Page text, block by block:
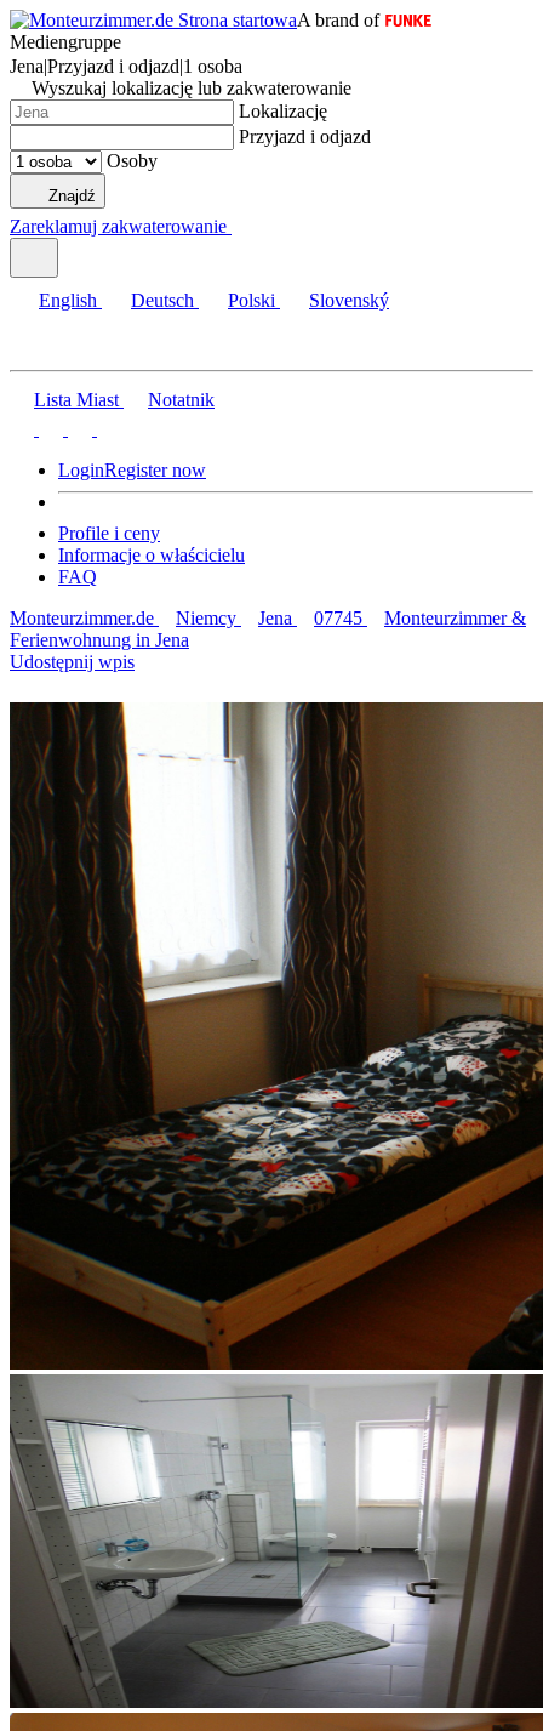
A brand of
Mediengruppe
Jena|Przyjazd i odjazd|1 osoba
Wyszukaj lokalizację lub zakwaterowanie
Lokalizację
Przyjazd i odjazd
Osoby
Znajdź
Zareklamuj zakwaterowanie
English Deutsch Polski Slovenský
Lista Miast Notatnik
LoginRegister now
Profile i ceny
Informacje o właścicielu
FAQ
Monteurzimmer.de
Niemcy Jena 07745
Monteurzimmer &
Ferienwohnung in Jena
Udostępnij wpis